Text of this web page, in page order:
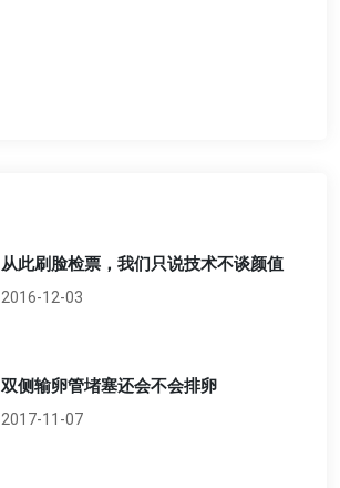
从此刷脸检票，我们只说技术不谈颜值
2016-12-03
双侧输卵管堵塞还会不会排卵
2017-11-07